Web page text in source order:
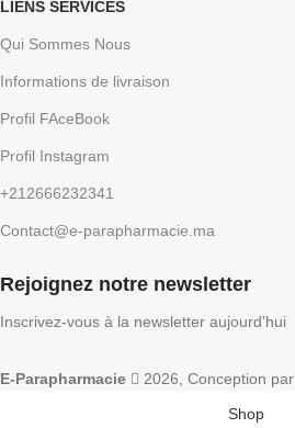
LIENS SERVICES
Qui Sommes Nous
Informations de livraison
Profil FAceBook
Profil Instagram
+212666232341
Contact@e-parapharmacie.ma
Rejoignez notre newsletter
Inscrivez-vous à la newsletter aujourd'hui
E-Parapharmacie 2026, Conception par
Shop